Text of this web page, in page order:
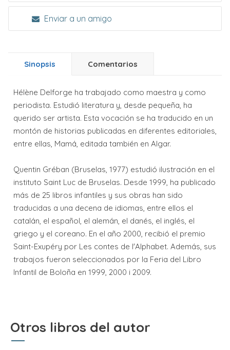
Enviar a un amigo
Sinopsis Comentarios
Hélène Delforge ha trabajado como maestra y como
periodista. Estudió literatura y, desde pequeña, ha
querido ser artista. Esta vocación se ha traducido en un
montón de historias publicadas en diferentes editoriales,
entre ellas, Mamá, editada también en Algar.
Quentin Gréban (Bruselas, 1977) estudió ilustración en el
instituto Saint Luc de Bruselas. Desde 1999, ha publicado
más de 25 libros infantiles y sus obras han sido
traducidas a una decena de idiomas, entre ellos el
catalán, el español, el alemán, el danés, el inglés, el
griego y el coreano. En el año 2000, recibió el premio
Saint-Exupéry por Les contes de l'Alphabet. Además, sus
trabajos fueron seleccionados por la Feria del Libro
Infantil de Boloña en 1999, 2000 i 2009.
Otros libros del autor